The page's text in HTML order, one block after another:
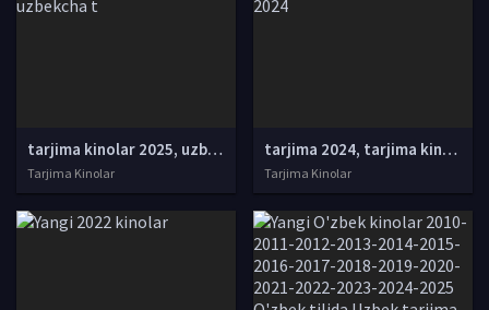
tarjima kinolar 2025, uzbek tarjima kinolar 2025, tarjima kinolar uzbek tilida 2025, tarjima kinolar o zbek 2025, tarjima kinolar o zbek tilida 2025, yangi tarjima kinolar 2025, uzmovi tarjima kinolar 2025, uzmovi com tarjima kinolar 2025, uzbekcha t
Tarjima Kinolar
tarjima 2024, tarjima kinolar 2024, uzbek tarjima 2024, tarjima kinolar tilida tilida 2024, uzbek tilida tarjima 2024, kino tarjima 2024, uzbek tarjima kinolar 2024, tarjima kinolar 2024 uzbek tilida, tarjima kinolar 2024 o zbek, tarjima kinolar 2024
Tarjima Kinolar